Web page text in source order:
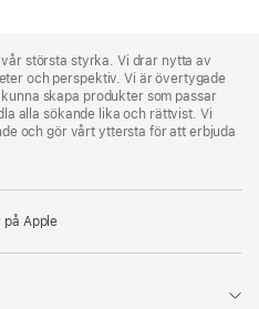
största styrka. Vi drar nytta av
och perspektiv. Vi är övertygade
skapa produkter som passar
alla sökande lika och rättvist. Vi
och gör vårt yttersta för att erbjuda
på Apple